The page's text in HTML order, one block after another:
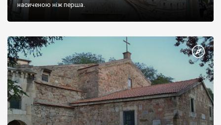
насиченою ніж перша.